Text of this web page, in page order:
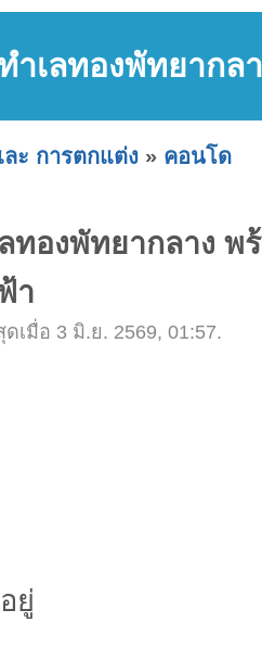
เลทองพัทยากล
ะ การตกแต่ง » คอนโด
ทองพัทยากลาง พ
า
เมื่อ 3 มิ.ย. 2569, 01:57.
ยู่